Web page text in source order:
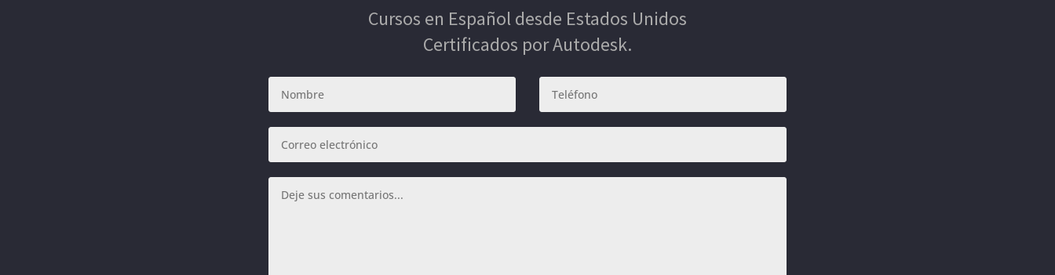
Cursos en Español desde Estados Unidos
Certificados por Autodesk.